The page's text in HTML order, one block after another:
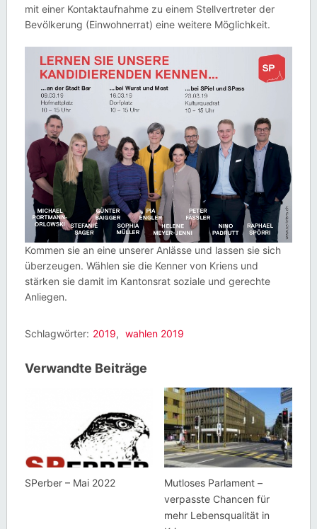
mit einer Kontaktaufnahme zu einem Stellvertreter der
Bevölkerung (Einwohnerrat) eine weitere Möglichkeit.
Kommen sie an eine unserer Anlässe und lassen sie sich
überzeugen. Wählen sie die Kenner von Kriens und
stärken sie damit im Kantonsrat soziale und gerechte
Anliegen.
Schlagwörter: 2019, wahlen 2019
Verwandte Beiträge
SPerber – Mai 2022
Mutloses Parlament –
verpasste Chancen für
mehr Lebensqualität in